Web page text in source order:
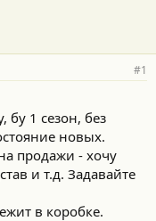
#1
1 сезон, без
новых.
продажи - хочу
и т.д. Задавайте
в коробке.